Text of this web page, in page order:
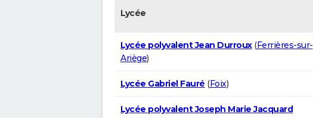
Lycée
Lycée polyvalent Jean Durroux(Ferrières-sur-
Ariège)
Lycée Gabriel Fauré (Foix)
Lycée polyvalent Joseph Marie Jacquard